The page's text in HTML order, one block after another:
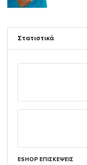
Στατιστικά
ESHOP ΕΠΙΣΚΈΨΕΙΣ